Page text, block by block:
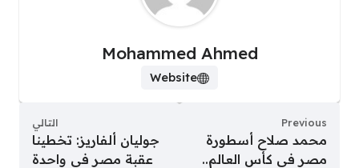
Mohammed Ahmed
Website
Previous
محمد صلاح أسطورة
مصر في كأس العالم..
التالي
جوليان ألفاريز: تخطينا
عقبة مصر في واحدة